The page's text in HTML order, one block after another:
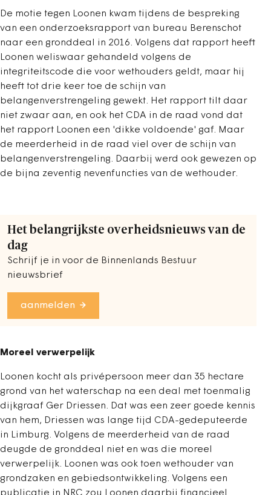
De motie tegen Loonen kwam tijdens de bespreking
van een onderzoeksrapport van bureau Berenschot
naar een gronddeal in 2016. Volgens dat rapport heeft
Loonen weliswaar gehandeld volgens de
integriteitscode die voor wethouders geldt, maar hij
heeft tot drie keer toe de schijn van
belangenverstrengeling gewekt. Het rapport tilt daar
niet zwaar aan, en ook het CDA in de raad vond dat
het rapport Loonen een 'dikke voldoende' gaf. Maar
de meerderheid in de raad viel over de schijn van
belangenverstrengeling. Daarbij werd ook gewezen op
de bijna zeventig nevenfuncties van de wethouder.
Het belangrijkste overheidsnieuws van de
dag
Schrijf je in voor de Binnenlands Bestuur
nieuwsbrief
aanmelden
Moreel verwerpelijk
Loonen kocht als privépersoon meer dan 35 hectare
grond van het waterschap na een deal met toenmalig
dijkgraaf Ger Driessen. Dat was een zeer goede kennis
van hem, Driessen was lange tijd CDA-gedeputeerde
in Limburg. Volgens de meerderheid van de raad
deugde de gronddeal niet en was die moreel
verwerpelijk. Loonen was ook toen wethouder van
grondzaken en gebiedsontwikkeling. Volgens een